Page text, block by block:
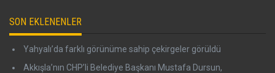
SON EKLENENLER
Yahyalı’da farklı görünüme sahip çekirgeler görüldü
Akkışla’nın CHP’li Belediye Başkanı Mustafa Dursun,